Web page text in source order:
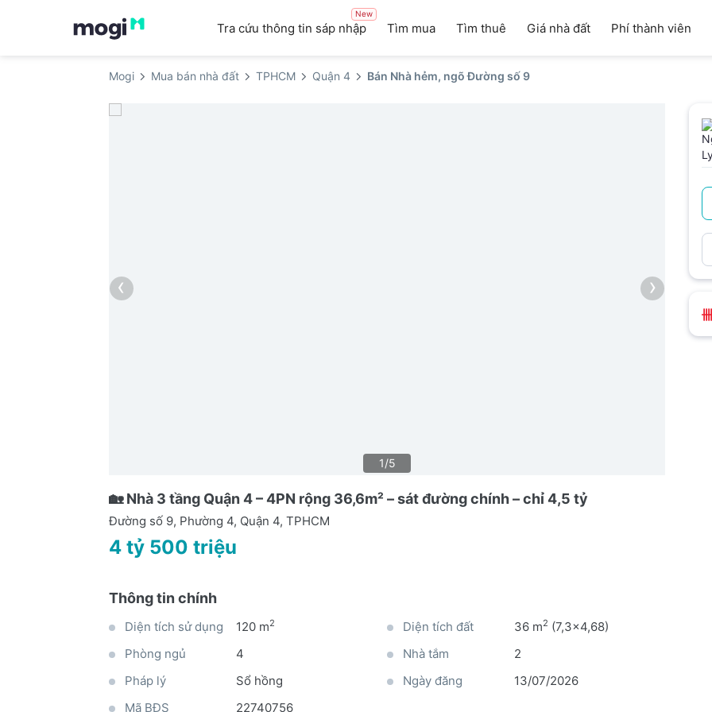
Tra cứu thông tin sáp nhập
New
Tìm mua Tìm thuê Giá nhà đất Phí thành viên
Mogi Mua bán nhà đất TPHCM Quận 4 Bán Nhà hẻm, ngõ Đường số 9
‹ ›
1/5
🏡 Nhà 3 tầng Quận 4 – 4PN rộng 36,6m² – sát đường chính – chỉ 4,5 tỷ
Đường số 9, Phường 4, Quận 4, TPHCM
4 tỷ 500 triệu
Thông tin chính
Diện tích sử dụng 120 m2 Diện tích đất 36 m2 (7,3x4,68)
Phòng ngủ
4 Nhà tắm
2
Pháp lý
Sổ hồng Ngày đăng
13/07/2026
Mã BĐS
22740756